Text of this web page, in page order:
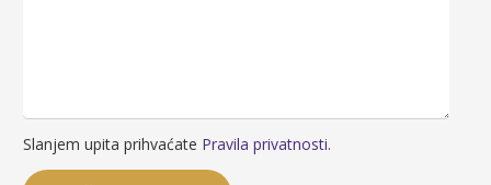
Slanjem upita prihvaćate Pravila privatnosti.